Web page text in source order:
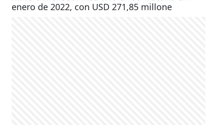
enero de 2022, con USD 271,85 millone